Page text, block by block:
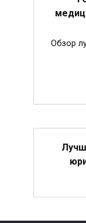
Обзор